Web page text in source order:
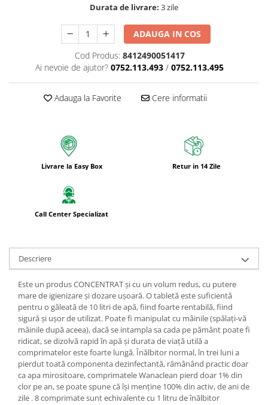
Articole complementare
Articole Menaj & Accesorii pentru
Lavete si seturi lavete
Bureti pentru vase si bucatarie
Absorbanti umiditate si
Saci si manusi menaj, folii
alimentare si hartie de copt
Hartie si servetele
Mopuri,seturi cu mop si accesorii
Maturi,farase si galeti simple/cu
storcator
mopuri
Raclete si perii diverse suprafete
Articole si accesorii pentru baie si
zona sanitara
Accesorii pentru casa
Articole si accesorii pentru haine si
produse textile
Articole menaj BACTERIA STOP
Articole menaj ECO NATURAL si
materiale reciclate
Durata de livrare: 3 zile
ADAUGA IN COS
Cod Produs: 8412490051417
Ai nevoie de ajutor? 0752.113.493 / 0752.113.495
Adauga la Favorite Cere informatii
Livrare la Easy Box Retur in 14 Zile
Call Center Specializat
Descriere
Este un produs CONCENTRAT și cu un volum redus, cu putere
mare de igienizare și dozare ușoară. O tabletă este suficientă
pentru o găleată de 10 litri de apă, fiind foarte rentabilă, fiind
sigură și ușor de utilizat. Poate fi manipulat cu mâinile (spălați-vă
mâinile după aceea), dacă se intampla sa cada pe pământ poate fi
ridicat, se dizolvă rapid în apă și durata de viață utilă a
comprimatelor este foarte lungă. Înălbitor normal, în trei luni a
pierdut toată componenta dezinfectantă, rămânând practic doar
ca apa mirositoare, comprimatele Wanaclean pierd doar 1% din
clor pe an, se poate spune că își menține 100% din activ, de ani de
zile . 8 comprimate sunt echivalente cu 1 litru de înălbitor